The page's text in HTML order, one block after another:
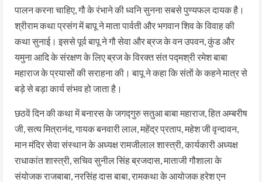
पालन करना चाहिए, गौ के रंभाने की ध्वनि सुनना सबसे पुण्यफल दायक है।
श्रीराम कथा प्रसंग में बापू ने माता पार्वती और भगवान शिव के विवाह की
कथा सुनाई। इससे पूर्व बापू ने गौ सेवा और ब्रज के वन उपवन, कुंड और
यमुना आदि के संरक्षण के लिए ब्रज के विरक्त संत पद्मश्री रमेश बाबा
महाराज के प्रयासों की सराहना की। बापू ने कहा कि संतों के कहने मात्र से
बड़े से बड़ा कार्य संभव हो जाता है।
छठवें दिन की कथा में बनारस के जगद्गुरु सतुआ बाबा महाराज, हित अम्बरीष
जी, सत्य मित्रानंद, गायक बनवारी लाल, महेंद्र प्रताप, महेश जी वृन्दावन,
मान मंदिर सेवा संस्थान के अध्यक्ष रामजीलाल शास्त्री, कार्यकारी अध्यक्ष
राधाकांत शास्त्री, सचिव सुनील सिंह ब्रजदास, माताजी गौशाला के
संयोजक राजबाबा, नरसिंह दास बाबा, रामकथा के आयोजक हरेश एन